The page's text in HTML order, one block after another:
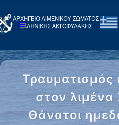
Τραυματισμός
στον λιμένα
Θάνατοι